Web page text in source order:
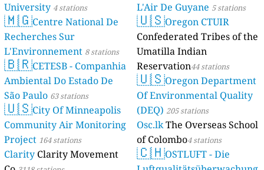
University 4 stations
🇲🇬Centre National De
Recherches Sur
L'Environnement 8 stations
🇧🇷CETESB - Companhia
Ambiental Do Estado De
São Paulo 63 stations
🇺🇸City Of Minneapolis
Community Air Monitoring
Project 164 stations
Clarity Clarity Movement
L'Air De Guyane 5 stations
🇺🇸Oregon CTUIR
Confederated Tribes of the
Umatilla Indian
Reservation44 stations
🇺🇸Oregon Department
Of Environmental Quality
(DEQ) 205 stations
Osc.lkThe Overseas School
of Colombo4 stations
🇨🇭OSTLUFT - Die